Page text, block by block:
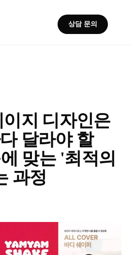
상담 문의
지 디자인은
달라야 할
맞는 '최적의
과정